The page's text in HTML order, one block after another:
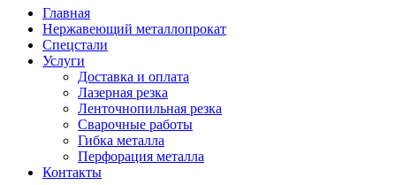
Главная
Нержавеющий металлопрокат
Спецстали
Услуги
Доставка и оплата
Лазерная резка
Ленточнопильная резка
Сварочные работы
Гибка металла
Перфорация металла
Контакты